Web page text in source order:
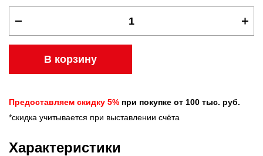
В корзину
Предоставляем скидку 5% при покупке от 100 тыс. руб.
*скидка учитывается при выставлении счёта
Характеристики